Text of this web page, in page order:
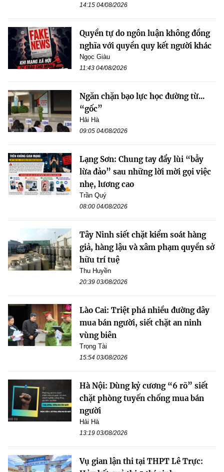
14:15 04/08/2026
Quyền tự do ngôn luận không đồng
nghĩa với quyền quy kết người khác
Ngọc Giàu
11:43 04/08/2026
Ngăn chặn bạo lực học đường từ...
“gốc”
Hải Hà
09:05 04/08/2026
Lạng Sơn: Chung tay đẩy lùi “bẫy
lừa đảo” sau những lời mời gọi việc
nhẹ, lương cao
Trần Quý
08:00 04/08/2026
Tây Ninh siết chặt kiểm soát hàng
giả, hàng lậu và xâm phạm quyền sở
hữu trí tuệ
Thu Huyền
20:39 03/08/2026
Lào Cai: Triệt phá nhiều đường dây
mua bán người, siết chặt an ninh
vùng biên
Trọng Tài
15:54 03/08/2026
Hà Nội: Dùng kỷ cương “6 rõ” siết
chặt phòng tuyến chống mua bán
người
Hải Hà
13:19 03/08/2026
Vụ gian lận thi tại THPT Lê Trực: